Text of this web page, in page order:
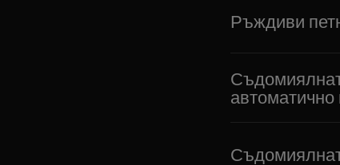
Ръждиви
автоматично